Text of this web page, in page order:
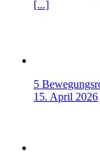
[...]
5
15. April 2026